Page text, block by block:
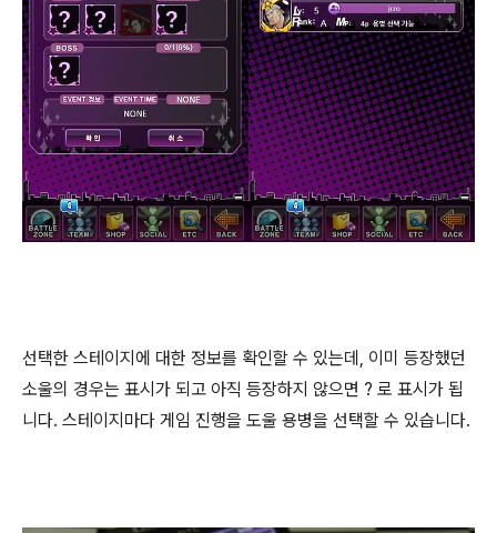
선택한 스테이지에 대한 정보를 확인할 수 있는데, 이미 등장했던
소울의 경우는 표시가 되고 아직 등장하지 않으면 ? 로 표시가 됩
니다. 스테이지마다 게임 진행을 도울 용병을 선택할 수 있습니다.